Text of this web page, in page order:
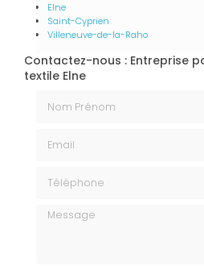
Elne
Saint-Cyprien
Villeneuve-de-la-Raho
Contactez-nous : Entreprise
textile Elne
Message